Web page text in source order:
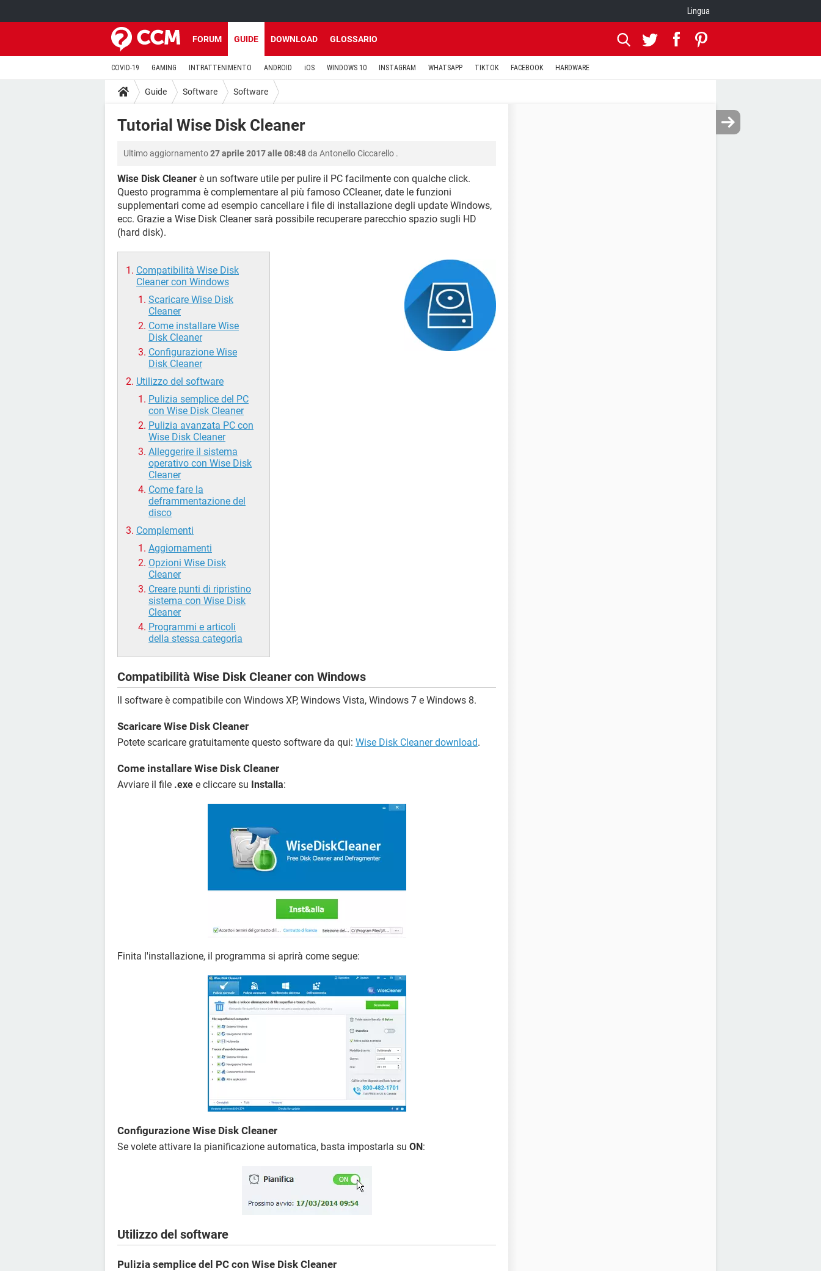
Lingua
FORUM GUIDE DOWNLOAD GLOSSARIO
COVID-19 GAMING INTRATTENIMENTO ANDROID iOS WINDOWS 10 INSTAGRAM WHATSAPP TIKTOK FACEBOOK HARDWARE
Guide Software Software
Tutorial Wise Disk Cleaner
Ultimo aggiornamento27 aprile 2017 alle 08:48da Antonello Ciccarello .
Wise Disk Cleaner è un software utile per pulire il PC facilmente con qualche click.
Questo programma è complementare al più famoso CCleaner, date le funzioni
supplementari come ad esempio cancellare i file di installazione degli update Windows,
ecc. Grazie a Wise Disk Cleaner sarà possibile recuperare parecchio spazio sugli HD
(hard disk).
Compatibilità Wise Disk
Cleaner con Windows
Scaricare Wise Disk
Cleaner
Come installare Wise
Disk Cleaner
Configurazione Wise
Disk Cleaner
Utilizzo del software
Pulizia semplice del PC
con Wise Disk Cleaner
Pulizia avanzata PC con
Wise Disk Cleaner
Alleggerire il sistema
operativo con Wise Disk
Cleaner
Come fare la
deframmentazione del
disco
Complementi
Aggiornamenti
Opzioni Wise Disk
Cleaner
Creare punti di ripristino
sistema con Wise Disk
Cleaner
Programmi e articoli
della stessa categoria
Compatibilità Wise Disk Cleaner con Windows
Il software è compatibile con Windows XP, Windows Vista, Windows 7 e Windows 8.
Scaricare Wise Disk Cleaner
Potete scaricare gratuitamente questo software da qui: Wise Disk Cleaner download.
Come installare Wise Disk Cleaner
Avviare il file .exe e cliccare su Installa:
Finita l'installazione, il programma si aprirà come segue:
Configurazione Wise Disk Cleaner
Se volete attivare la pianificazione automatica, basta impostarla su ON:
Utilizzo del software
Pulizia semplice del PC con Wise Disk Cleaner